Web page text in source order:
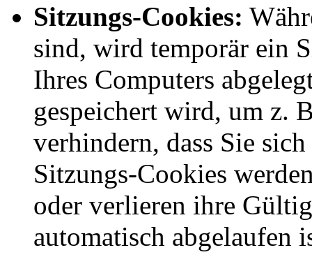
Sitzungs-Cookies:
sind, wird temporär ein
Ihres Computers
gespeichert wird, um z.
verhindern, dass Sie
Sitzungs-Cookies
oder verlieren ihre
automatisch abgelaufen